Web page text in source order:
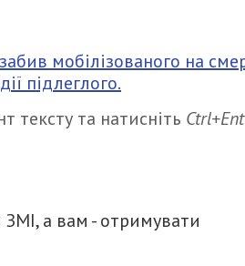
мобілізованого на
підлеглого.
тексту та натисніть
а вам - отримувати